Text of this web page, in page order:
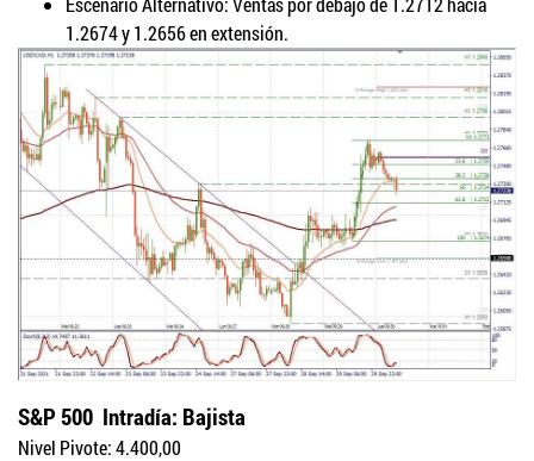
1.2674 y 1.2656 en extensión.
S&P 500 Intradía: Bajista
Nivel Pivote: 4.400,00